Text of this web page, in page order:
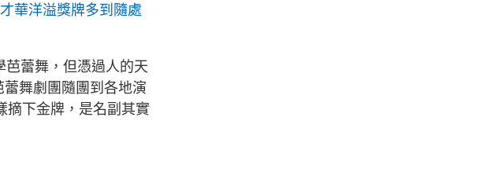
華洋溢獎牌多到隨處
蕾舞，但憑過人的天
舞劇團隨團到各地演
摘下金牌，是名副其實